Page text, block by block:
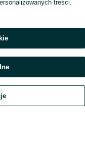
Czat Konto
treści.